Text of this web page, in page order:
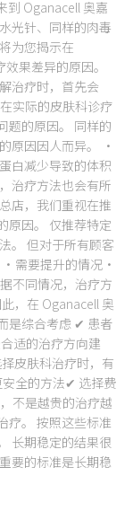
Oganacell 奥嘉
光针、同样的肉毒
为您揭示在
果差异的原因。
治疗时，首先会
实际的皮肤科诊疗
题的原因。 同样的
原因因人而异。 ・
白减少导致的体积
治疗方法也会有所
店，我们重视在推
原因。 仅推荐特定
。 但对于所有顾客
需要提升的情况・
不同情况，治疗方
，在 Oganacell 奥
是综合考虑 ✔ 患者
适的治疗方向建
皮肤科治疗时，有
全的方法✔ 选择费
不是越贵的治疗越
疗。 按照这些标准
长期稳定的结果很
要的标准是长期稳